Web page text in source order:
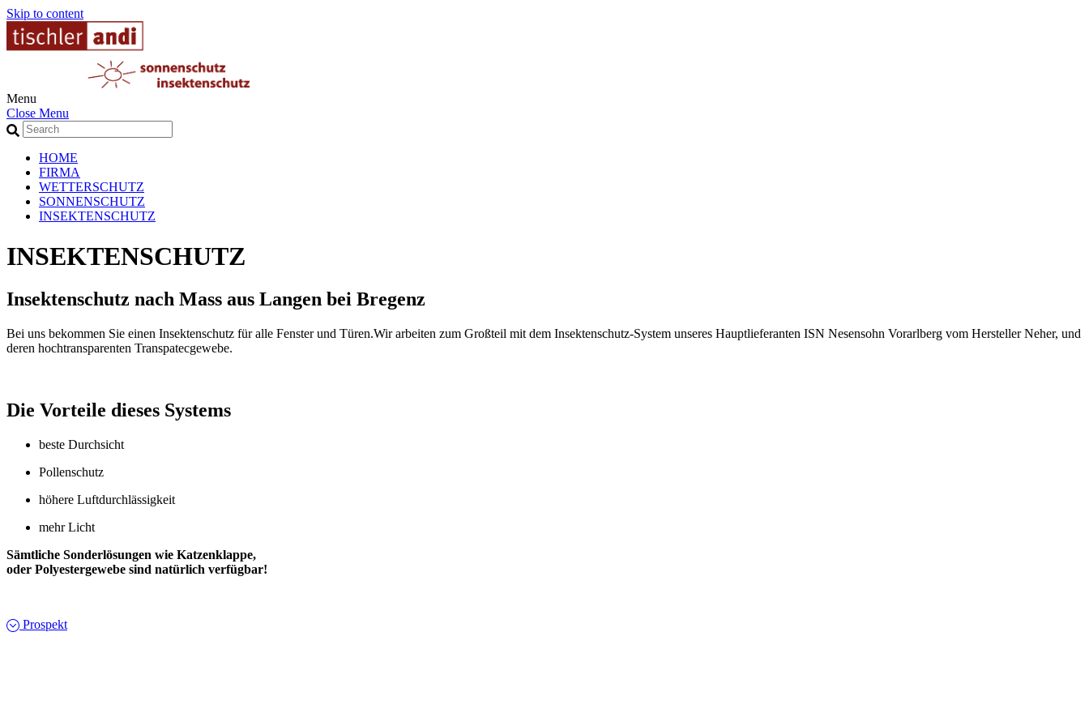
Skip to content
Menu
Close Menu
HOME
FIRMA
WETTERSCHUTZ
SONNENSCHUTZ
INSEKTENSCHUTZ
INSEKTENSCHUTZ
Insektenschutz nach Mass aus Langen bei Bregenz
Bei uns bekommen Sie einen Insektenschutz für alle Fenster und Türen.Wir arbeiten zum Großteil mit dem Insektenschutz-System unseres Hauptlieferanten ISN Nesensohn Vorarlberg vom Hersteller Neher, und
deren hochtransparenten Transpatecgewebe.
Die Vorteile dieses Systems
beste Durchsicht
Pollenschutz
höhere Luftdurchlässigkeit
mehr Licht
Sämtliche Sonderlösungen wie Katzenklappe,
oder Polyestergewebe sind natürlich verfügbar!
Prospekt